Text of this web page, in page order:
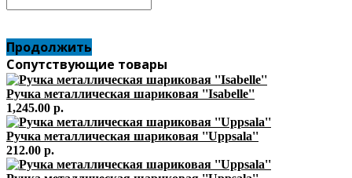
Продолжить
Сопутствующие товары
Ручка металлическая шариковая ''Isabelle''
1,245.00 р.
Ручка металлическая шариковая ''Uppsala''
212.00 р.